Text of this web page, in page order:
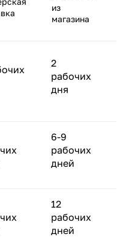
из
магазина
2
рабочих
дня
6-9
рабочих
дней
12
рабочих
дней